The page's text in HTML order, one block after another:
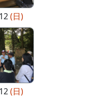
(日)
(日)